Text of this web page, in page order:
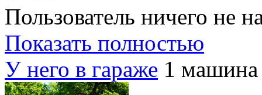
Пользователь ничего не
Показать полностью
У него в гараже 1 машина